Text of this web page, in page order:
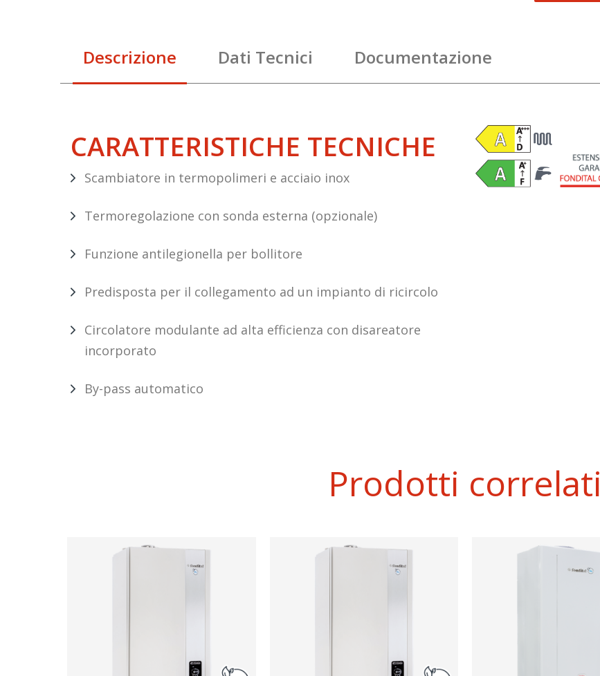
Descrizione Dati Tecnici Documentazione
CARATTERISTICHE TECNICHE
Scambiatore in termopolimeri e acciaio inox
Termoregolazione con sonda esterna (opzionale)
Funzione antilegionella per bollitore
Predisposta per il collegamento ad un impianto di ricircolo
Circolatore modulante ad alta efficienza con disareatore
incorporato
By-pass automatico
Prodotti correlati